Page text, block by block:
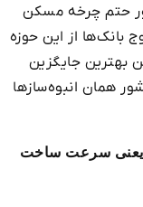
حتم چرخه مسکن
بانک‌ها از این حوزه
بهترین جایگزین
همان انبوه‌سازها
یعنی سرعت ساخت